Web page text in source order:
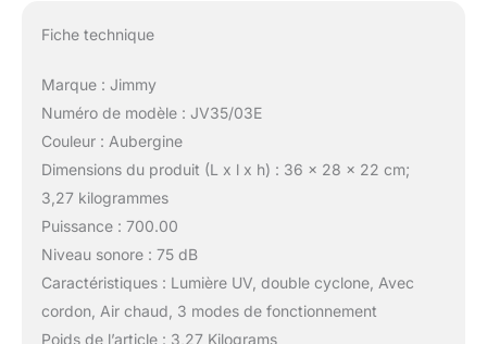
Fiche technique
Marque : Jimmy
Numéro de modèle : JV35/03E
Couleur : Aubergine
Dimensions du produit (L x l x h) : 36 x 28 x 22 cm;
3,27 kilogrammes
Puissance : 700.00
Niveau sonore : 75 dB
Caractéristiques : Lumière UV, double cyclone, Avec
cordon, Air chaud, 3 modes de fonctionnement
Poids de l’article : 3,27 Kilograms